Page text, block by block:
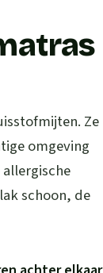
Ze
omgeving
schoon, de